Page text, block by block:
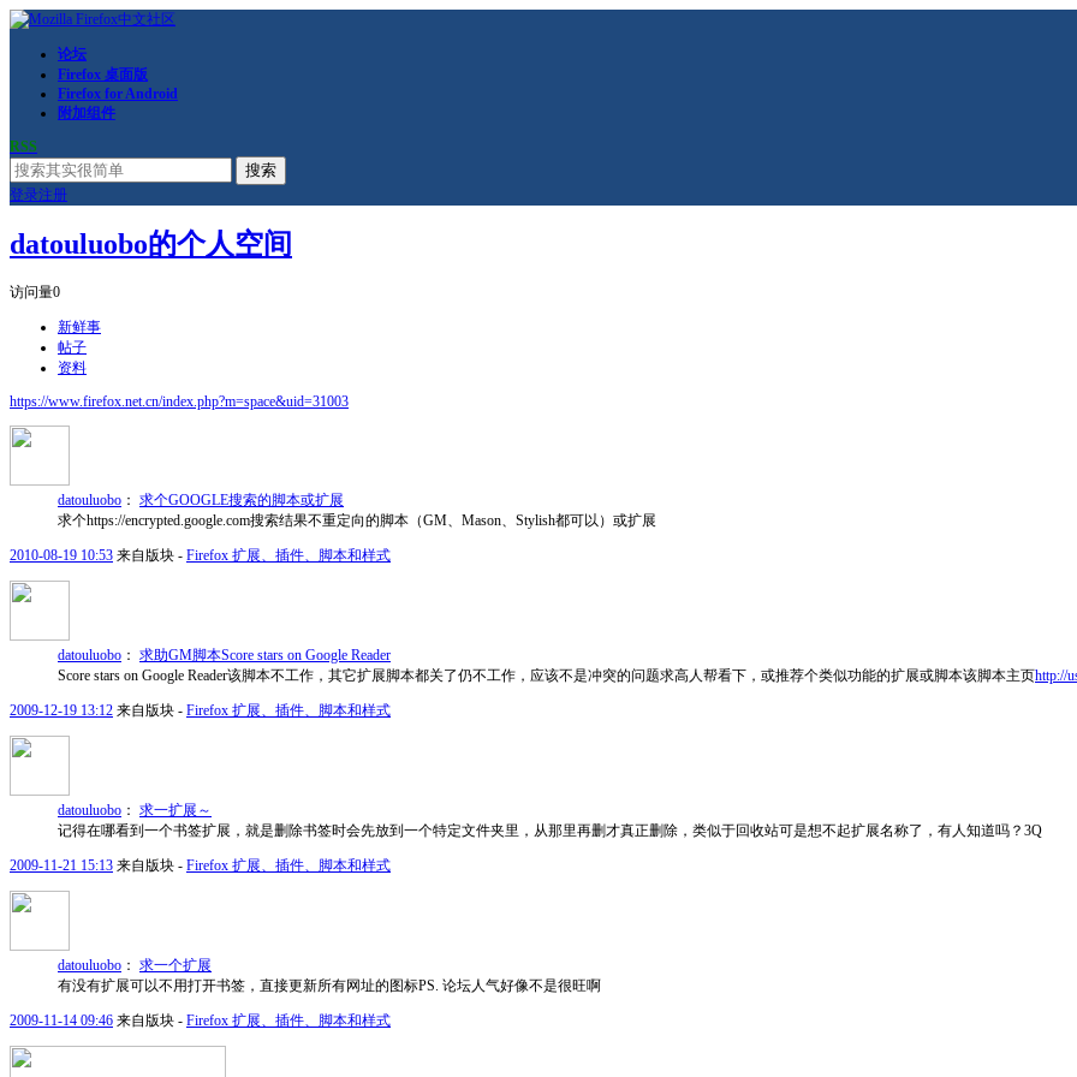
论坛
Firefox 桌面版
Firefox for Android
附加组件
RSS
搜索
登录注册
datouluobo的个人空间
访问量0
新鲜事
帖子
资料
https://www.firefox.net.cn/index.php?m=space&uid=31003
datouluobo ： 求个GOOGLE搜索的脚本或扩展
求个https://encrypted.google.com搜索结果不重定向的脚本（GM、Mason、Stylish都可以）或扩展
2010-08-19 10:53 来自版块 - Firefox 扩展、插件、脚本和样式
datouluobo ： 求助GM脚本Score stars on Google Reader
Score stars on Google Reader该脚本不工作，其它扩展脚本都关了仍不工作，应该不是冲突的问题求高人帮看下，或推荐个类似功能的扩展或脚本该脚本主页http://
2009-12-19 13:12 来自版块 - Firefox 扩展、插件、脚本和样式
datouluobo ： 求一扩展～
记得在哪看到一个书签扩展，就是删除书签时会先放到一个特定文件夹里，从那里再删才真正删除，类似于回收站可是想不起扩展名称了，有人知道吗？3Q
2009-11-21 15:13 来自版块 - Firefox 扩展、插件、脚本和样式
datouluobo ： 求一个扩展
有没有扩展可以不用打开书签，直接更新所有网址的图标PS. 论坛人气好像不是很旺啊
2009-11-14 09:46 来自版块 - Firefox 扩展、插件、脚本和样式